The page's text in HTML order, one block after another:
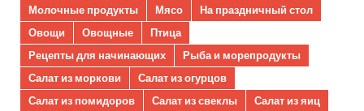
Молочные продукты
Мясо
На праздничный стол
Овощи
Овощные
Птица
Рецепты для начинающих
Рыба и морепродукты
Салат из моркови
Салат из огурцов
Салат из помидоров
Салат из свеклы
Салат из яиц